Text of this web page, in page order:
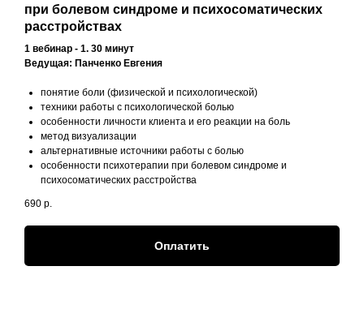
при болевом синдроме и психосоматических
расстройствах
1 вебинар - 1. 30 минут
Ведущая: Панченко Евгения
понятие боли (физической и психологической)
техники работы с психологической болью
особенности личности клиента и его реакции на боль
метод визуализации
альтернативные источники работы с болью
особенности психотерапии при болевом синдроме и
психосоматических расстройства
690 р.
Оплатить